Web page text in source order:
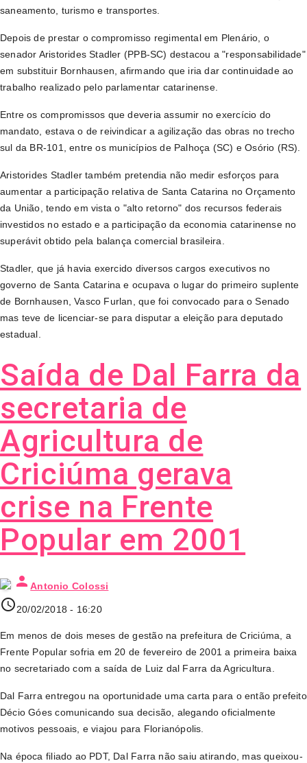
saneamento, turismo e transportes.
Depois de prestar o compromisso regimental em Plenário, o
senador Aristorides Stadler (PPB-SC) destacou a "responsabilidade"
em substituir Bornhausen, afirmando que iria dar continuidade ao
trabalho realizado pelo parlamentar catarinense.
Entre os compromissos que deveria assumir no exercício do
mandato, estava o de reivindicar a agilização das obras no trecho
sul da BR-101, entre os municípios de Palhoça (SC) e Osório (RS).
Aristorides Stadler também pretendia não medir esforços para
aumentar a participação relativa de Santa Catarina no Orçamento
da União, tendo em vista o "alto retorno" dos recursos federais
investidos no estado e a participação da economia catarinense no
superávit obtido pela balança comercial brasileira.
Stadler, que já havia exercido diversos cargos executivos no
governo de Santa Catarina e ocupava o lugar do primeiro suplente
de Bornhausen, Vasco Furlan, que foi convocado para o Senado
mas teve de licenciar-se para disputar a eleição para deputado
estadual.
Saída de Dal Farra da
secretaria de
Agricultura de
Criciúma gerava
crise na Frente
Popular em 2001
person Antonio Colossi
access_time20/02/2018 - 16:20
Em menos de dois meses de gestão na prefeitura de Criciúma, a
Frente Popular sofria em 20 de fevereiro de 2001 a primeira baixa
no secretariado com a saída de Luiz dal Farra da Agricultura.
Dal Farra entregou na oportunidade uma carta para o então prefeito
Décio Góes comunicando sua decisão, alegando oficialmente
motivos pessoais, e viajou para Florianópolis.
Na época filiado ao PDT, Dal Farra não saiu atirando, mas queixou-